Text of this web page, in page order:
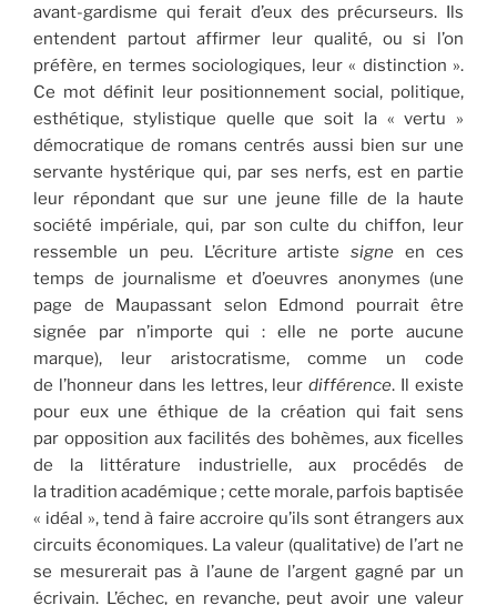
avant-gardisme qui ferait d’eux des précurseurs. Ils
entendent partout affirmer leur qualité, ou si l’on
préfère, en termes sociologiques, leur « distinction ».
Ce mot définit leur positionnement social, politique,
esthétique, stylistique quelle que soit la « vertu »
démocratique de romans centrés aussi bien sur une
servante hystérique qui, par ses nerfs, est en partie
leur répondant que sur une jeune fille de la haute
société impériale, qui, par son culte du chiffon, leur
ressemble un peu. L’écriture artistesigne en ces
temps de journalisme et d’oeuvres anonymes (une
page de Maupassant selon Edmond pourrait être
signée par n’importe qui : elle ne porte aucune
marque), leur aristocratisme, comme un code
de l’honneur dans les lettres, leurdifférence. Il existe
pour eux une éthique de la création qui fait sens
par opposition aux facilités des bohèmes, aux ficelles
de la littérature industrielle, aux procédés de
la tradition académique ; cette morale, parfois baptisée
« idéal », tend à faire accroire qu’ils sont étrangers aux
circuits économiques. La valeur (qualitative) de l’art ne
se mesurerait pas à l’aune de l’argent gagné par un
écrivain. L’échec, en revanche, peut avoir une valeur